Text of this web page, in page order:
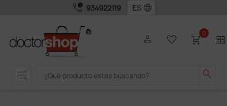
call_quality 934922119 language
menu search
person favorite_border shopping_cart0 two_pager